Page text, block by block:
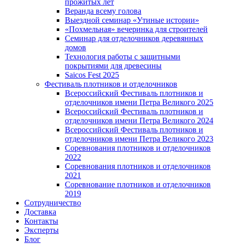
прожитых лет
Веранда всему голова
Выездной семинар «Утиные истории»
«Похмельная» вечеринка для строителей
Семинар для отделочников деревянных
домов
Технология работы с защитными
покрытиями для древесины
Saicos Fest 2025
Фестиваль плотников и отделочников
Всероссийский Фестиваль плотников и
отделочников имени Петра Великого 2025
Всероссийский Фестиваль плотников и
отделочников имени Петра Великого 2024
Всероссийский Фестиваль плотников и
отделочников имени Петра Великого 2023
Соревнования плотников и отделочников
2022
Соревнования плотников и отделочников
2021
Соревнование плотников и отделочников
2019
Сотрудничество
Доставка
Контакты
Эксперты
Блог